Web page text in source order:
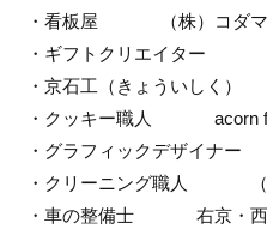
・看板屋             （株）コダ
・ギフトクリエイター
・京石工（きょういしく）
・クッキー職人
・グラフィックデザイナー
・クリーニング職人
・車の整備士             右京